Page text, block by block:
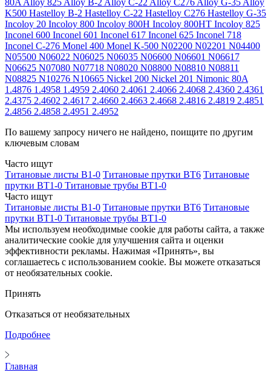
80A Alloy 825 Alloy B-2 Alloy C-22 Alloy C276 Alloy G-35 Alloy
K500 Hastelloy B-2 Hastelloy C-22 Hastelloy C276 Hastelloy G-35
Incoloy 20 Incoloy 800 Incoloy 800H Incoloy 800HT Incoloy 825
Inconel 600 Inconel 601 Inconel 617 Inconel 625 Inconel 718
Inconel C-276 Monel 400 Monel K-500 N02200 N02201 N04400
N05500 N06022 N06025 N06035 N06600 N06601 N06617
N06625 N07080 N07718 N08020 N08800 N08810 N08811
N08825 N10276 N10665 Nickel 200 Nickel 201 Nimonic 80A
1.4876 1.4958 1.4959 2.4060 2.4061 2.4066 2.4068 2.4360 2.4361
2.4375 2.4602 2.4617 2.4660 2.4663 2.4668 2.4816 2.4819 2.4851
2.4856 2.4858 2.4951 2.4952
По вашему запросу ничего не найдено, поищите по другим
ключевым словам
Часто ищут
Титановые листы В1-0 Титановые прутки ВТ6 Титановые
прутки ВТ1-0 Титановые трубы ВТ1-0
Часто ищут
Титановые листы В1-0 Титановые прутки ВТ6 Титановые
прутки ВТ1-0 Титановые трубы ВТ1-0
Мы используем необходимые cookie для работы сайта, а также
аналитические cookie для улучшения сайта и оценки
эффективности рекламы. Нажимая «Принять», вы
соглашаетесь с использованием cookie. Вы можете отказаться
от необязательных cookie.
Принять
Отказаться от необязательных
Подробнее
Главная